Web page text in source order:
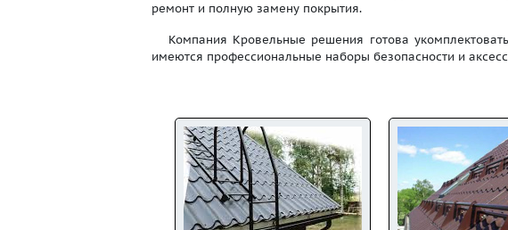
ремонт и полную замену покрытия.
Компания Кровельные решения готова
имеются профессиональные наборы безопасности и